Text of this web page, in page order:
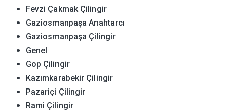
Fevzi Çakmak Çilingir
Gaziosmanpaşa Anahtarcı
Gaziosmanpaşa Çilingir
Genel
Gop Çilingir
Kazımkarabekir Çilingir
Pazariçi Çilingir
Rami Çilingir